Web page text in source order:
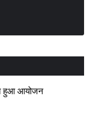
हुआ आयोजन